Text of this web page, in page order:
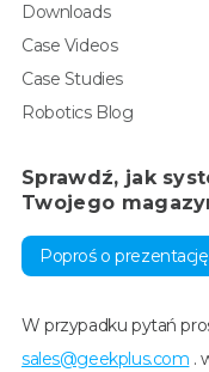
Downloads
Case Videos
Case Studies
Robotics Blog
Sprawdź, jak
Twojego
Poproś o prezentację
W przypadku pytań
sales@geekplus.com .